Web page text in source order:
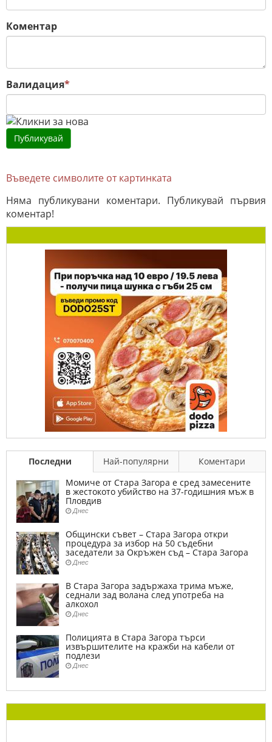
Коментар
Валидация*
Въведете символите от картинката
Няма публикувани коментари. Публикувай първия
коментар!
Последни Най-популярни
Коментари
Момиче от Стара Загора е сред замесените
в жестокото убийство на 37-годишния мъж в
Пловдив
Днес
Общински съвет – Стара Загора откри
процедура за избор на 50 съдебни
заседатели за Окръжен съд – Стара Загора
Днес
В Стара Загора задържаха трима мъже,
седнали зад волана след употреба на
алкохол
Днес
Полицията в Стара Загора търси
извършителите на кражби на кабели от
подлези
Днес